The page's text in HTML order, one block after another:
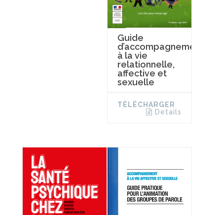
Guide
d’accompagnement
à la vie
relationnelle,
affective et
sexuelle
TÉLÉCHARGER
Details